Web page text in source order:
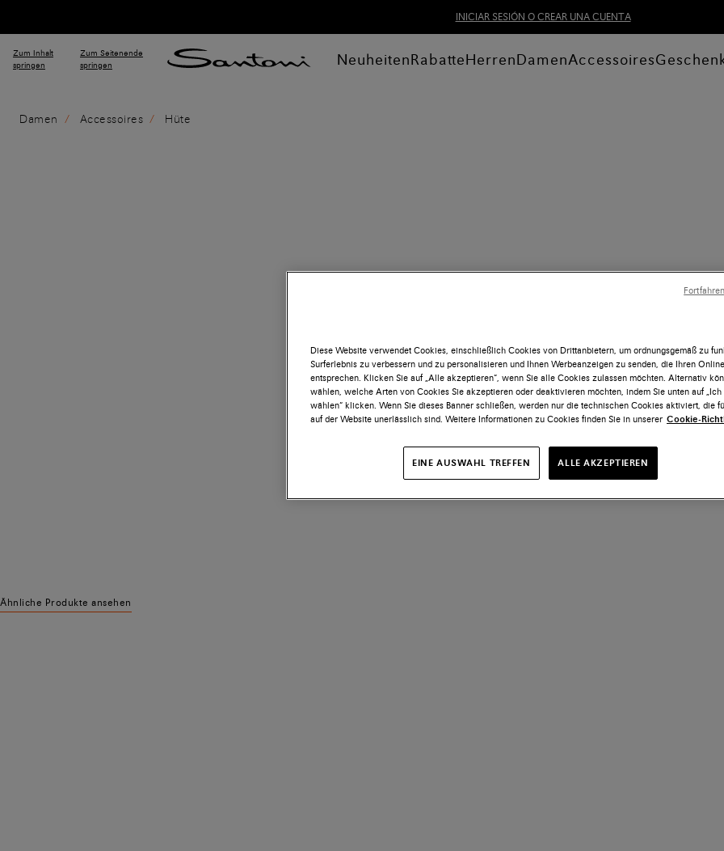
INICIAR SESIÓN O CREAR UNA CUENTA
Zum Inhalt
springen
Zum Seitenende
springen
NeuheitenRabatteHerrenDamenAccessoires
Damen Accessoires Hüte
Ähnliche Produkte ansehen
Diese Website verwendet Cookies, einschließlich Cookies von Drittanbietern, um ordnungsgemäß zu
Surferlebnis zu verbessern und zu personalisieren und Ihnen Werbeanzeigen zu senden, die Ihren
entsprechen. Klicken Sie auf „Alle akzeptieren“, wenn Sie alle Cookies zulassen möchten. Alternativ
wählen, welche Arten von Cookies Sie akzeptieren oder deaktivieren möchten, indem Sie unten auf „Ich
wählen“ klicken. Wenn Sie dieses Banner schließen, werden nur die technischen Cookies aktiviert, die
auf der Website unerlässlich sind. Weitere Informationen zu Cookies finden Sie in unserer Cookie-
EINE AUSWAHL TREFFEN ALLE AKZEPTIEREN